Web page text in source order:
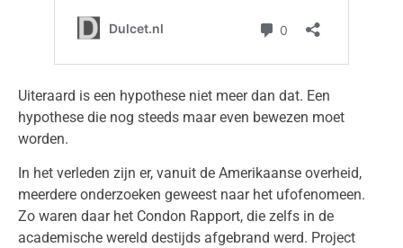
Uiteraard is een hypothese niet meer dan dat. Een
hypothese die nog steeds maar even bewezen moet
worden.
In het verleden zijn er, vanuit de Amerikaanse overheid,
meerdere onderzoeken geweest naar het ufofenomeen.
Zo waren daar het Condon Rapport, die zelfs in de
academische wereld destijds afgebrand werd. Project